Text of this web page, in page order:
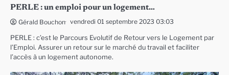
PERLE : un emploi pour un logement…
Gérald Bouchon vendredi 01 septembre 2023 03:03
PERLE : c’est le Parcours Evolutif de Retour vers le Logement par
l’Emploi. Assurer un retour sur le marché du travail et faciliter
l’accès à un logement autonome.